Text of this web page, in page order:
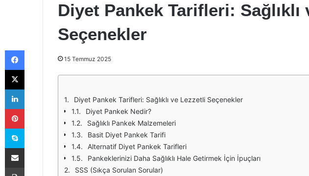
Diyet Pankek Tarifleri: Sağlıklı
Seçenekler
15 Temmuz 2025
Diyet Pankek Tarifleri: Sağlıklı ve Lezzetli Seçenekler
Diyet Pankek Nedir?
Sağlıklı Pankek Malzemeleri
Basit Diyet Pankek Tarifi
Alternatif Diyet Pankek Tarifleri
Pankeklerinizi Daha Sağlıklı Hale Getirmek İçin İpuçları
SSS (Sıkça Sorulan Sorular)
Facebook
X
LinkedIn
Pinterest
Skype
E-Posta ile paylaş